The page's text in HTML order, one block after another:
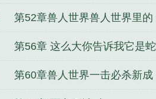
第52章兽人世界兽人世界里的
军大衣
第56章 这么大你告诉我它是蛇
第60章兽人世界一击必杀新成